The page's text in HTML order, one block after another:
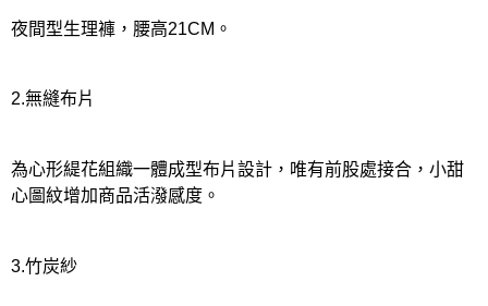
夜間型生理褲，腰高21CM。
2.無縫布片
為心形緹花組織一體成型布片設計，唯有前股處接合，小甜
心圖紋增加商品活潑感度。
3.竹炭紗